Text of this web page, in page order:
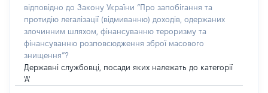
відповідно до Закону України “Про запобігання та
протидію легалізації (відмиванню) доходів, одержаних
злочинним шляхом, фінансуванню тероризму та
фінансуванню розповсюдження зброї масового
знищення”?
Державні службовці, посади яких належать до категорії
'А'